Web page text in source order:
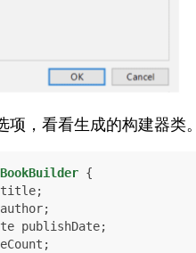
项，看看生成的构建器类
BookBuilder {
publishDate;